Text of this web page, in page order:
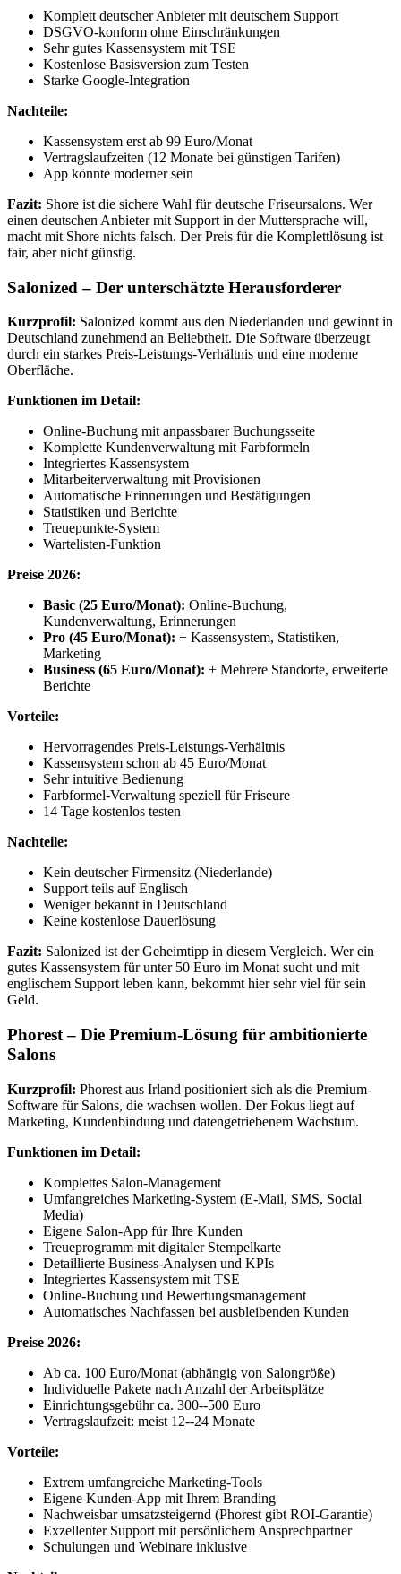
Komplett deutscher Anbieter mit deutschem Support
DSGVO-konform ohne Einschränkungen
Sehr gutes Kassensystem mit TSE
Kostenlose Basisversion zum Testen
Starke Google-Integration
Nachteile:
Kassensystem erst ab 99 Euro/Monat
Vertragslaufzeiten (12 Monate bei günstigen Tarifen)
App könnte moderner sein
Fazit: Shore ist die sichere Wahl für deutsche Friseursalons. Wer
einen deutschen Anbieter mit Support in der Muttersprache will,
macht mit Shore nichts falsch. Der Preis für die Komplettlösung ist
fair, aber nicht günstig.
Salonized – Der unterschätzte Herausforderer
Kurzprofil: Salonized kommt aus den Niederlanden und gewinnt in
Deutschland zunehmend an Beliebtheit. Die Software überzeugt
durch ein starkes Preis-Leistungs-Verhältnis und eine moderne
Oberfläche.
Funktionen im Detail:
Online-Buchung mit anpassbarer Buchungsseite
Komplette Kundenverwaltung mit Farbformeln
Integriertes Kassensystem
Mitarbeiterverwaltung mit Provisionen
Automatische Erinnerungen und Bestätigungen
Statistiken und Berichte
Treuepunkte-System
Wartelisten-Funktion
Preise 2026:
Basic (25 Euro/Monat): Online-Buchung,
Kundenverwaltung, Erinnerungen
Pro (45 Euro/Monat): + Kassensystem, Statistiken,
Marketing
Business (65 Euro/Monat): + Mehrere Standorte, erweiterte
Berichte
Vorteile:
Hervorragendes Preis-Leistungs-Verhältnis
Kassensystem schon ab 45 Euro/Monat
Sehr intuitive Bedienung
Farbformel-Verwaltung speziell für Friseure
14 Tage kostenlos testen
Nachteile:
Kein deutscher Firmensitz (Niederlande)
Support teils auf Englisch
Weniger bekannt in Deutschland
Keine kostenlose Dauerlösung
Fazit: Salonized ist der Geheimtipp in diesem Vergleich. Wer ein
gutes Kassensystem für unter 50 Euro im Monat sucht und mit
englischem Support leben kann, bekommt hier sehr viel für sein
Geld.
Phorest – Die Premium-Lösung für ambitionierte
Salons
Kurzprofil: Phorest aus Irland positioniert sich als die Premium-
Software für Salons, die wachsen wollen. Der Fokus liegt auf
Marketing, Kundenbindung und datengetriebenem Wachstum.
Funktionen im Detail:
Komplettes Salon-Management
Umfangreiches Marketing-System (E-Mail, SMS, Social
Media)
Eigene Salon-App für Ihre Kunden
Treueprogramm mit digitaler Stempelkarte
Detaillierte Business-Analysen und KPIs
Integriertes Kassensystem mit TSE
Online-Buchung und Bewertungsmanagement
Automatisches Nachfassen bei ausbleibenden Kunden
Preise 2026:
Ab ca. 100 Euro/Monat (abhängig von Salongröße)
Individuelle Pakete nach Anzahl der Arbeitsplätze
Einrichtungsgebühr ca. 300--500 Euro
Vertragslaufzeit: meist 12--24 Monate
Vorteile:
Extrem umfangreiche Marketing-Tools
Eigene Kunden-App mit Ihrem Branding
Nachweisbar umsatzsteigernd (Phorest gibt ROI-Garantie)
Exzellenter Support mit persönlichem Ansprechpartner
Schulungen und Webinare inklusive